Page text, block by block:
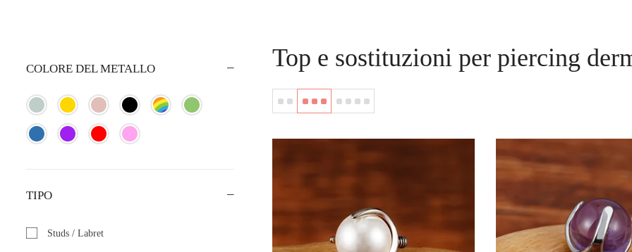
COLORE DEL METALLO
TIPO
Studs / Labret
Top e sostituzioni per piercing